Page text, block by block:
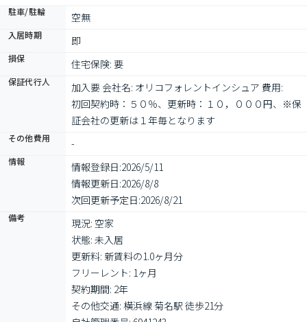
駐車/駐輪 空無
入居時期 即
損保 住宅保険: 要
保証代行人
加入要 会社名: オリコフォレントインシュア 費用:
初回契約時：５０％、更新時：１０，０００円、※保
証会社の更新は１年毎となります
その他費用 -
情報 情報登録日:2026/5/11
情報更新日:2026/8/8
次回更新予定日:2026/8/21
備考
現況: 空家
状態: 未入居
更新料: 新賃料の1.0ヶ月分
フリーレント: 1ヶ月
契約期間: 2年
その他交通: 横浜線 菊名駅 徒歩21分